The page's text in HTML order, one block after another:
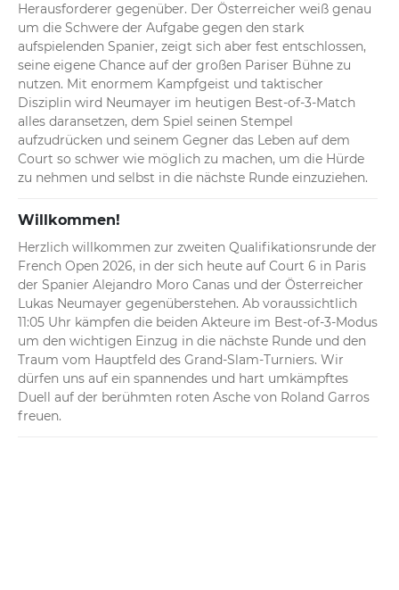
Herausforderer gegenüber. Der Österreicher weiß genau
um die Schwere der Aufgabe gegen den stark
aufspielenden Spanier, zeigt sich aber fest entschlossen,
seine eigene Chance auf der großen Pariser Bühne zu
nutzen. Mit enormem Kampfgeist und taktischer
Disziplin wird Neumayer im heutigen Best-of-3-Match
alles daransetzen, dem Spiel seinen Stempel
aufzudrücken und seinem Gegner das Leben auf dem
Court so schwer wie möglich zu machen, um die Hürde
zu nehmen und selbst in die nächste Runde einzuziehen.
Willkommen!
Herzlich willkommen zur zweiten Qualifikationsrunde der
French Open 2026, in der sich heute auf Court 6 in Paris
der Spanier Alejandro Moro Canas und der Österreicher
Lukas Neumayer gegenüberstehen. Ab voraussichtlich
11:05 Uhr kämpfen die beiden Akteure im Best-of-3-Modus
um den wichtigen Einzug in die nächste Runde und den
Traum vom Hauptfeld des Grand-Slam-Turniers. Wir
dürfen uns auf ein spannendes und hart umkämpftes
Duell auf der berühmten roten Asche von Roland Garros
freuen.